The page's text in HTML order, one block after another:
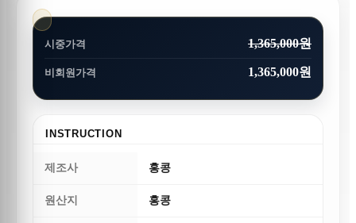
시중가격 1,365,000원
비회원가격 1,365,000원
INSTRUCTION
제조사 홍콩
원산지 홍콩